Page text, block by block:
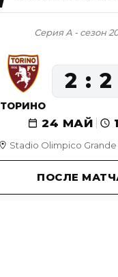
Stadio Olimpico Grande
Серия А - сезон
24 МАЙ
ТОРИНО
2 2
ПОСЛЕ